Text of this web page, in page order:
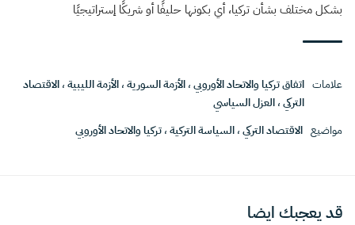
بشكل مختلف بشأن تركيا، أي بكونها حليفًا أو شريكًا إستراتيجيًا
علامات اتفاق تركيا والاتحاد الأوروبي،الأزمة السورية،الأزمة الليبية،الاقتصاد
التركي،العزل السياسي
مواضيع الاقتصاد التركي،السياسة التركية،تركيا والاتحاد الأوروبي
قد يعجبك ايضا